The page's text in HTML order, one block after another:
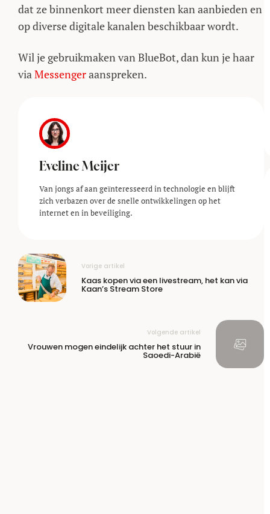
dat ze binnenkort meer diensten kan aanbieden en
op diverse digitale kanalen beschikbaar wordt.
Wil je gebruikmaken van BlueBot, dan kun je haar
viaMessengeraanspreken.
Eveline Meijer
Van jongs af aan geïnteresseerd in technologie en blijft
zich verbazen over de snelle ontwikkelingen op het
internet en in beveiliging.
Vorige artikel
Kaas kopen via een livestream, het kan via
Kaan’s Stream Store
Volgende artikel
Vrouwen mogen eindelijk achter het stuur in
Saoedi-Arabië